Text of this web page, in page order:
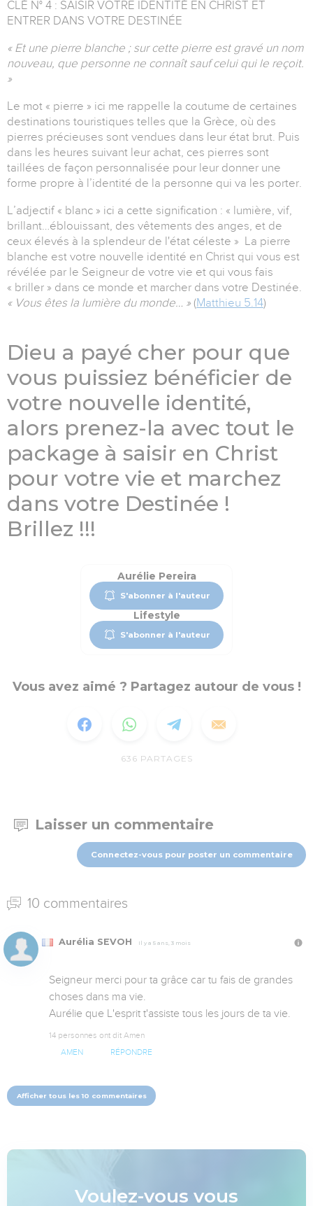
CLÉ N° 4 : SAISIR VOTRE IDENTITÉ EN CHRIST ET
ENTRER DANS VOTRE DESTINÉE
« Et une pierre blanche ; sur cette pierre est gravé un nom
nouveau, que personne ne connaît sauf celui qui le reçoit.
»
Le mot « pierre » ici me rappelle la coutume de certaines
destinations touristiques telles que la Grèce, où des
pierres précieuses sont vendues dans leur état brut. Puis
dans les heures suivant leur achat, ces pierres sont
taillées de façon personnalisée pour leur donner une
forme propre à l’identité de la personne qui va les porter.
L’adjectif « blanc » ici a cette signification : « lumière, vif,
brillant…éblouissant, des vêtements des anges, et de
ceux élevés à la splendeur de l'état céleste » La pierre
blanche est votre nouvelle identité en Christ qui vous est
révélée par le Seigneur de votre vie et qui vous fais
« briller » dans ce monde et marcher dans votre Destinée.
« Vous êtes la lumière du monde… » (Matthieu 5.14)
Dieu a payé cher pour que
vous puissiez bénéficier de
votre nouvelle identité,
alors prenez-la avec tout le
package à saisir en Christ
pour votre vie et marchez
dans votre Destinée !
Brillez !!!
Aurélie Pereira
S'abonner à l'auteur
Lifestyle
S'abonner à l'auteur
Vous avez aimé ? Partagez autour de vous !
636 PARTAGES
Laisser un commentaire
Connectez-vous pour poster un commentaire
10 commentaires
Aurélia SEVOH Il y a 5 ans, 3 mois
Seigneur merci pour ta grâce car tu fais de grandes
choses dans ma vie.
Aurélie que L'esprit t'assiste tous les jours de ta vie.
14 personnes ont dit Amen
AMEN RÉPONDRE
Afficher tous les 10 commentaires
Voulez-vous vous